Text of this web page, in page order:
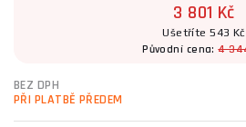
3 801 Kč
Ušetříte 543 Kč
Původní cena:4
BEZ DPH
PŘI PLATBĚ PŘEDEM